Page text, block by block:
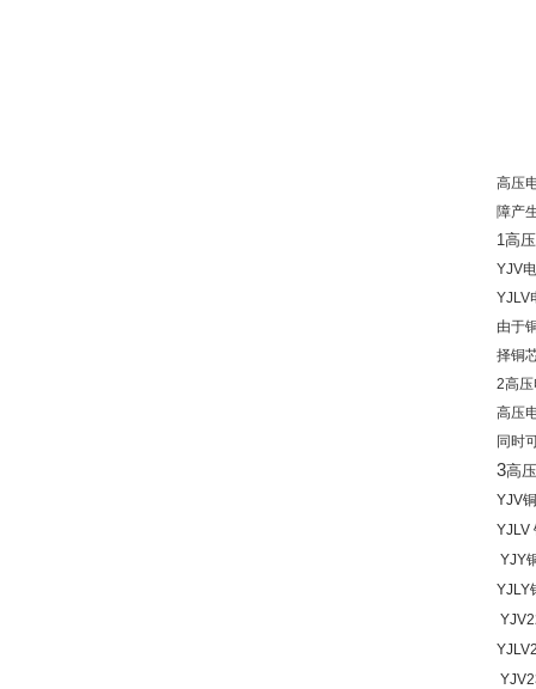
高压
障产
1高
YJV
YJLV
由于
择铜
2高
高压
同时
3高
YJV
YJLV
YJY
YJLY